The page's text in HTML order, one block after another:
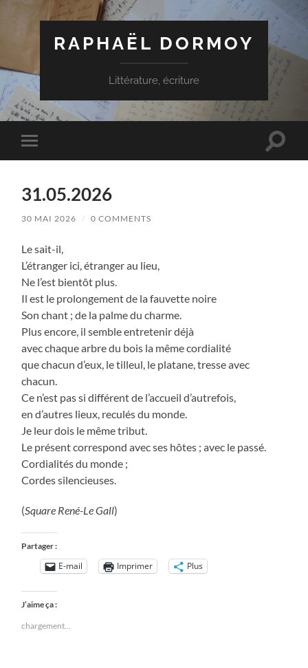
RAPHAËL DORMOY
Littérature, écriture
Toggle
mobile
Toggle
31.05.2026
30 MAI 2026 / 0 COMMENTS
Le sait-il,
L’étranger ici, étranger au lieu,
Ne l’est bientôt plus.
Il est le prolongement de la fauvette noire
Son chant ; de la palme du charme.
Plus encore, il semble entretenir déjà
avec chaque arbre du bois la même cordialité
que chacun d’eux, le tilleul, le platane, tresse avec
chacun.
Ce n’est pas si différent de l’accueil d’autrefois,
en d’autres lieux, reculés du monde.
Je leur dois le même tribut.
Le présent correspond avec ses hôtes ; avec le passé.
Cordialités du monde ;
Cordes silencieuses.
(Square René-Le Gall)
Partager :
E-mail Imprimer Plus
J’aime ça :
chargement…